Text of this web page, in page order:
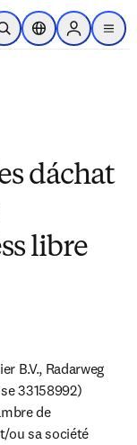
content
Open SearchLocation Selector
Sign in to
menu
dáchat
libre
B.V., Radarweg
33158992)
de
ou sa société